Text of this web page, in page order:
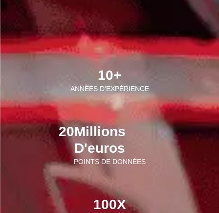
ANNÉES D'EXPÉRIENCE
10+
POINTS DE DONNÉES
20Millions
D'euros
100X